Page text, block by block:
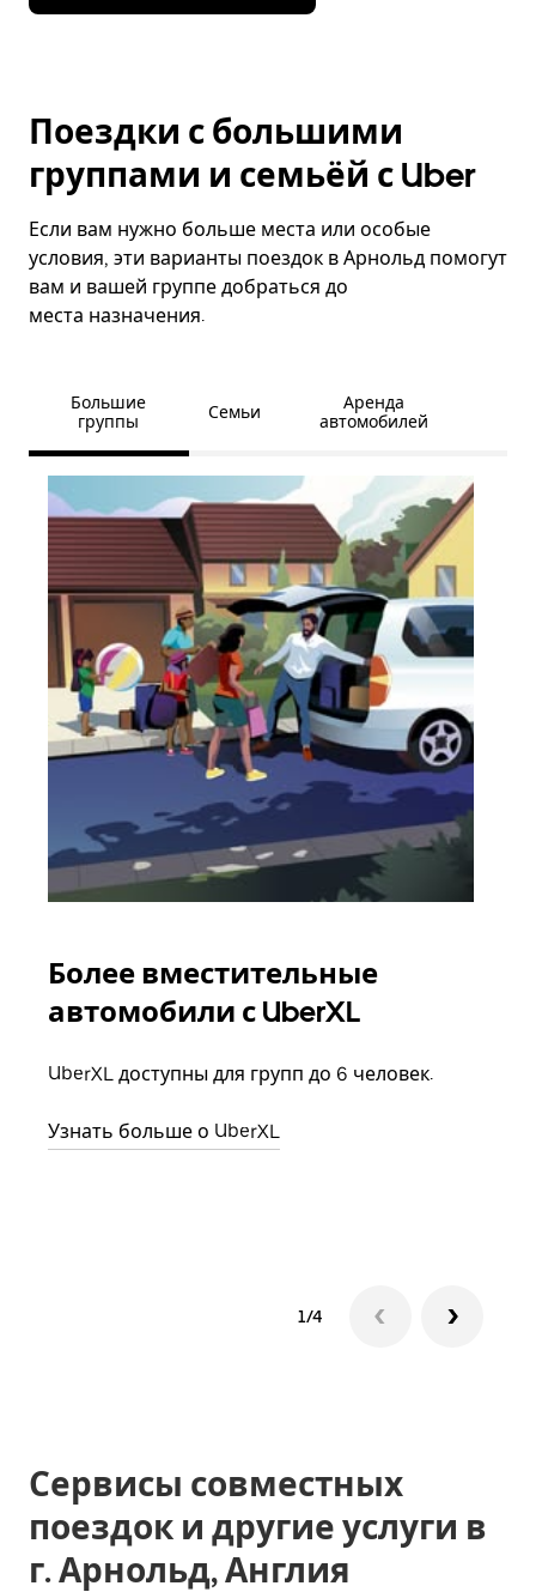
Поездки с большими
группами и семьёй с Uber
Если вам нужно больше места или особые
условия, эти варианты поездок в Арнольд помогут
вам и вашей группе добраться до
места назначения.
Большие
группы
Семьи
Аренда
автомобилей
Более вместительные
автомобили с UberXL
UberXL доступны для групп до 6 человек.
Узнать больше о UberXL
1/4
Сервисы совместных
поездок и другие услуги в
г. Арнольд, Англия